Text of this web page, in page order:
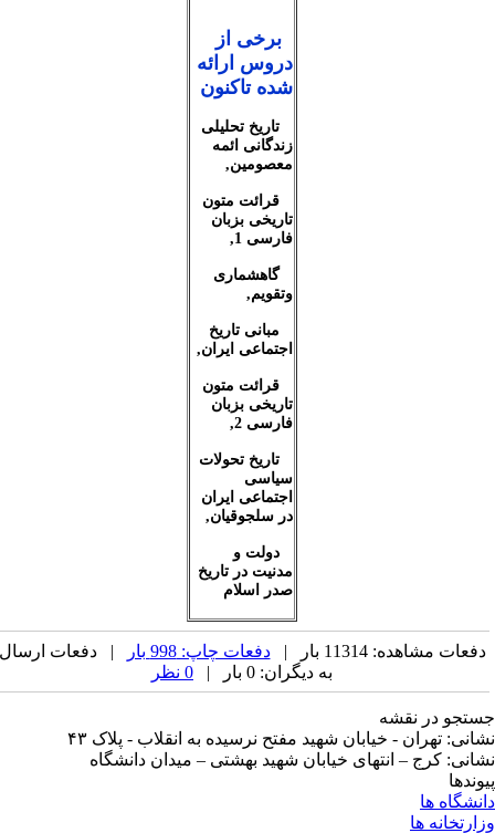
برخی از
دروس ارائه
شده تاکنون
تاریخ تحلیلی
زندگانی ائمه
معصومین,
قرائت متون
تاریخی بزبان
فارسی 1
,
گاهشماری
وتقویم,
مبانی تاریخ
اجتماعی ایران ,
قرائت متون
تاریخی بزبان
فارسی 2
,
تاریخ تحولات
سیاسی
اجتماعی ایران
در سلجوقیان,
دولت و
مدنیت در تاریخ
صدر اسلام
مشاهده: 11314 بار | دفعات چاپ: 998 بار
| دفعات ارسال
به دیگران: 0 بار |
در نقشه
تهران - خیابان شهید مفتح نرسیده به انقلاب - پلاک ۴۳
کرج – انتهای خیابان شهید بهشتی – میدان دانشگاه
ها
ها